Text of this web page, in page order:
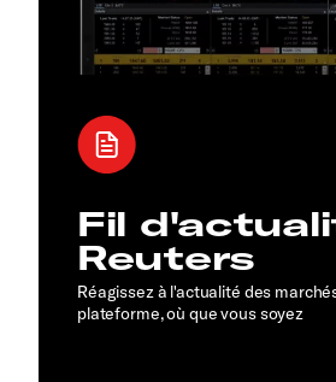
Fil
Reuters
Réagissez à l'actualité des
plateforme, où que vous soyez